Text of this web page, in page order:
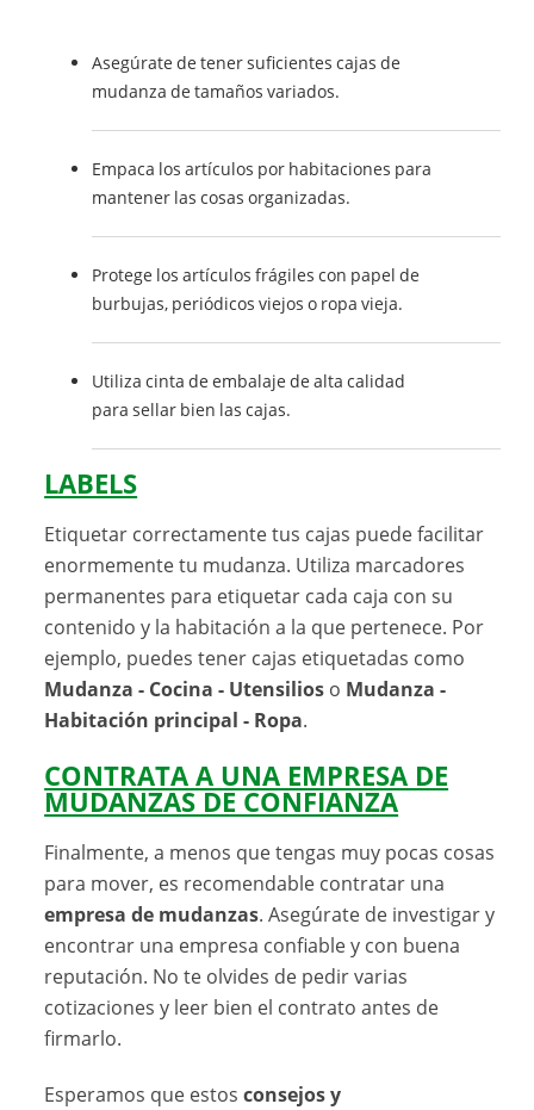
Asegúrate de tener suficientes cajas de
mudanza de tamaños variados.
Empaca los artículos por habitaciones para
mantener las cosas organizadas.
Protege los artículos frágiles con papel de
burbujas, periódicos viejos o ropa vieja.
Utiliza cinta de embalaje de alta calidad
para sellar bien las cajas.
LABELS
Etiquetar correctamente tus cajas puede facilitar
enormemente tu mudanza. Utiliza marcadores
permanentes para etiquetar cada caja con su
contenido y la habitación a la que pertenece. Por
ejemplo, puedes tener cajas etiquetadas como
Mudanza - Cocina - Utensilios o Mudanza -
Habitación principal - Ropa.
CONTRATA A UNA EMPRESA DE
MUDANZAS DE CONFIANZA
Finalmente, a menos que tengas muy pocas cosas
para mover, es recomendable contratar una
empresa de mudanzas. Asegúrate de investigar y
encontrar una empresa confiable y con buena
reputación. No te olvides de pedir varias
cotizaciones y leer bien el contrato antes de
firmarlo.
Esperamos que estosconsejos y